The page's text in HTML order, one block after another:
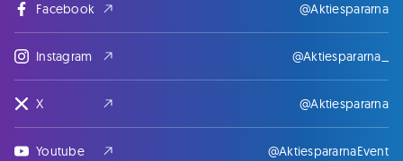
Facebook @Aktiespararna
Instagram @Aktiespararna_
X @Aktiespararna
Youtube @AktiespararnaEvent